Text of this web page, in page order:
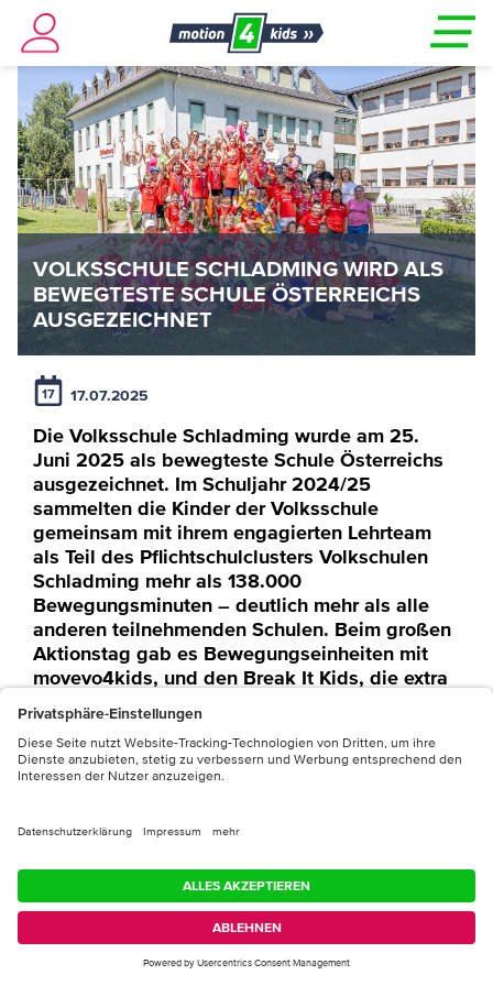
VOLKSSCHULE SCHLADMING WIRD ALS
BEWEGTESTE SCHULE ÖSTERREICHS
AUSGEZEICHNET
17 17.07.2025
Die Volksschule Schladming wurde am 25.
Juni 2025 als bewegteste Schule Österreichs
ausgezeichnet. Im Schuljahr 2024/25
sammelten die Kinder der Volksschule
gemeinsam mit ihrem engagierten Lehrteam
als Teil des Pflichtschulclusters Volkschulen
Schladming mehr als 138.000
Bewegungsminuten – deutlich mehr als alle
anderen teilnehmenden Schulen. Beim großen
Aktionstag gab es Bewegungseinheiten mit
movevo4kids, und den Break It Kids, die extra
feierliche Übergabe des Gütesiegels „Die
Bewegte Schule“ statt. Die Initiative „Servus
bewegt Kinder – Die Bewegte Schule“ von der
Bull Media House unterstützt Schulen dabei,
integrieren und so den Schulalltag aktiv und
motivierend zu gestalten
Mit einem großen Aktionstag feierte die
Volksschule Schladming das Finale der